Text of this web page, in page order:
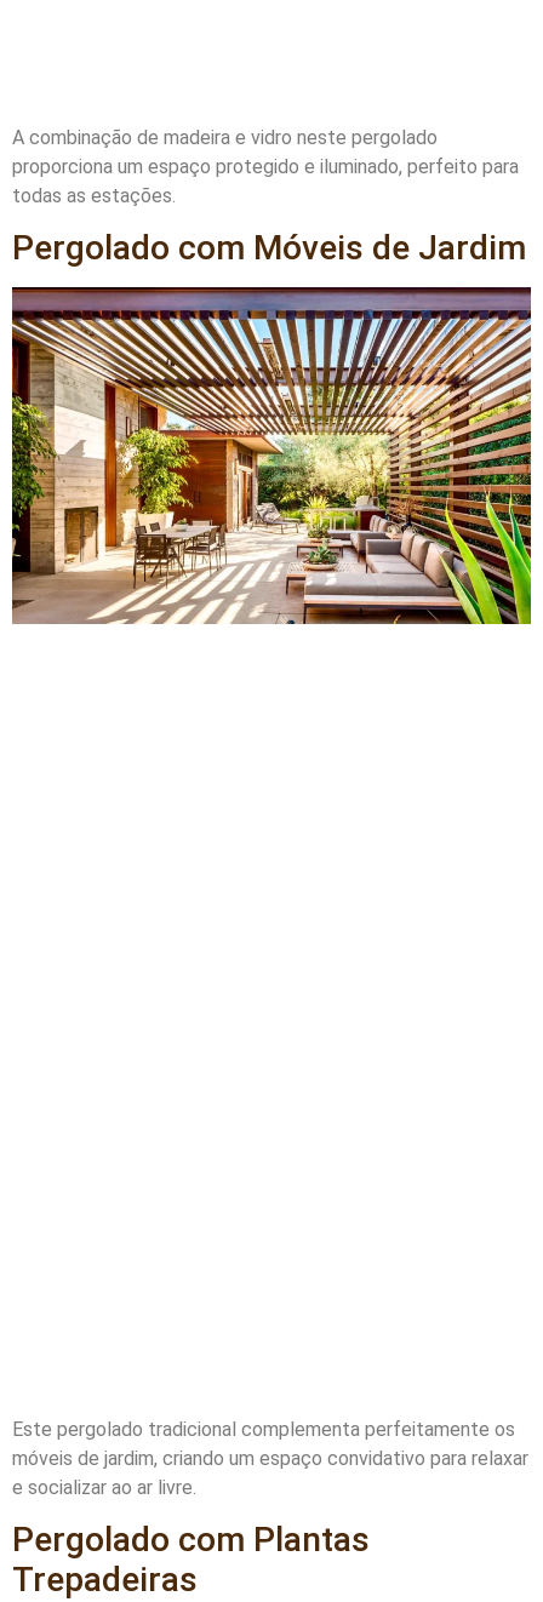
A combinação de madeira e vidro neste pergolado
proporciona um espaço protegido e iluminado, perfeito para
todas as estações.
Pergolado com Móveis de Jardim
Este pergolado tradicional complementa perfeitamente os
móveis de jardim, criando um espaço convidativo para relaxar
e socializar ao ar livre.
Pergolado com Plantas
Trepadeiras